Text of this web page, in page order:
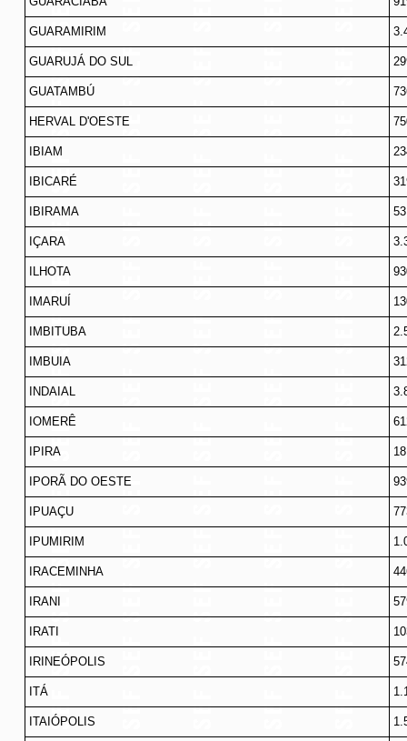
GUARAMIRIM
GUARUJÁ DO SUL
GUATAMBÚ
HERVAL D'OESTE
IBIAM
IBICARÉ
IBIRAMA
IÇARA
ILHOTA
IMARUÍ
IMBITUBA
IMBUIA
INDAIAL
IOMERÊ
IPIRA
IPORÃ DO OESTE
IPUAÇU
IPUMIRIM
IRACEMINHA
IRANI
IRATI
IRINEÓPOLIS
ITÁ
ITAIÓPOLIS